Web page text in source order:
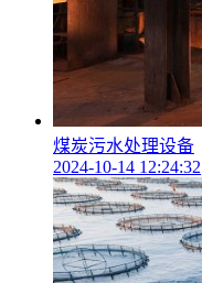
煤炭污水处理设备
2024-10-14 12:24:32